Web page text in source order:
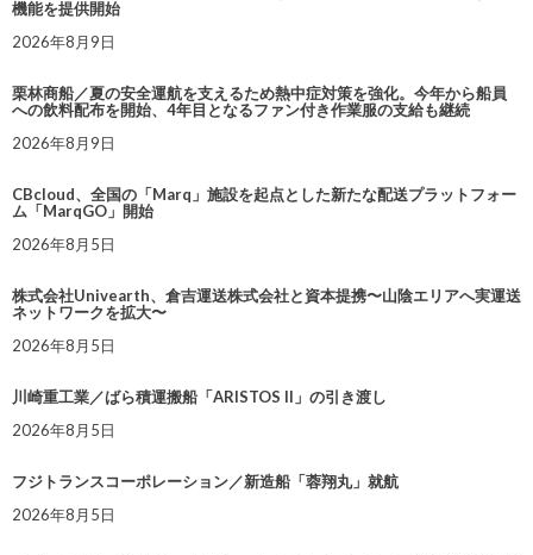
機能を提供開始
2026年8月9日
栗林商船／夏の安全運航を支えるため熱中症対策を強化。今年から船員
への飲料配布を開始、4年目となるファン付き作業服の支給も継続
2026年8月9日
CBcloud、全国の「Marq」施設を起点とした新たな配送プラットフォー
ム「MarqGO」開始
2026年8月5日
株式会社Univearth、倉吉運送株式会社と資本提携〜山陰エリアへ実運送
ネットワークを拡大〜
2026年8月5日
川崎重工業／ばら積運搬船「ARISTOS II」の引き渡し
2026年8月5日
フジトランスコーポレーション／新造船「蓉翔丸」就航
2026年8月5日